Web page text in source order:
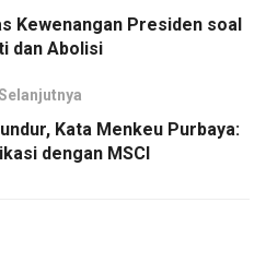
Kewenangan Presiden soal
dan Abolisi
Kata Menkeu Purbaya:
dengan MSCI